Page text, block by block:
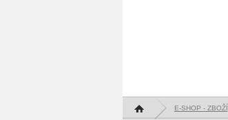
Hlavní stránka E-SHOP - ZBOŽÍ